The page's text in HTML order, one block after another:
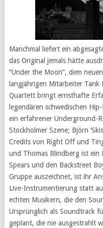
Manchmal liefert ein
das Original jemals hätte
“Under the Moon”, dem
langjährigen Mitarbeiter Tank
Quartett bringt ernsthafte
legendären schwedischen
ein erfahrener Underground-
Stockholmer Szene; Björn
Credits von Right Off und
und Thomas Blindberg ist ein
Spears und den Backstreet
Gruppe auszeichnet, ist ihr
Live-Instrumentierung statt
echten Musikern, die den
Ursprünglich als Soundtrack
geplant, die nie ausgestrahlt